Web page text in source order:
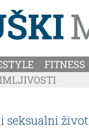
FITNESS
seksualni život